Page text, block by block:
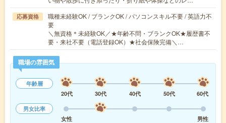
応募資格
職種未経験OK / ブランクOK / パソコンスキル不要 / 英語力不
要
＼無資格＊未経験OK／★年齢不問・ブランクOK★履歴書不
要・来社不要（電話登録OK）★社会保険完備＼…
職場の雰囲気
年齢層
20代
30代 40代 50代
60代
男女比率
女性
男性